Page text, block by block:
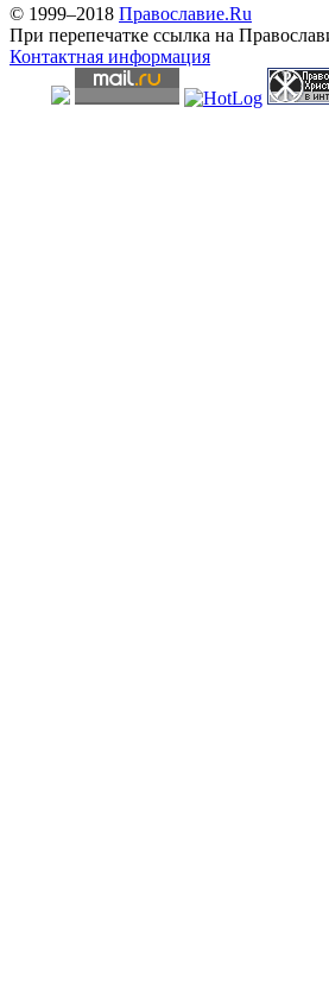
© 1999–2018 Православие.Ru
При перепечатке ссылка на
Контактная информация